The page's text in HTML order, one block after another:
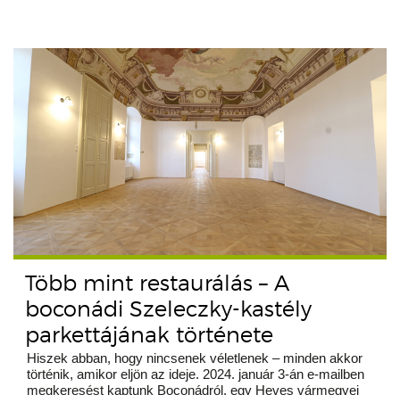
Több mint restaurálás – A
boconádi Szeleczky-kastély
parkettájának története
Hiszek abban, hogy nincsenek véletlenek – minden akkor
történik, amikor eljön az ideje. 2024. január 3-án e-mailben
megkeresést kaptunk Boconádról, egy Heves vármegyei